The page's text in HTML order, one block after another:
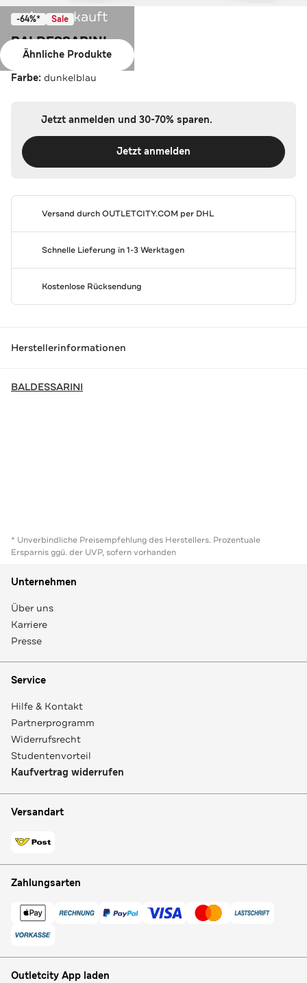
Ausverkauft
Ähnliche Produkte
-64%* Sale
BALDESSARINI
Jeans dunkelblau slim
Farbe: dunkelblau
Jetzt anmelden und 30-70% sparen.
Jetzt anmelden
Versand durchOUTLETCITY.COM per DHL
Schnelle Lieferung in 1-3 Werktagen
Kostenlose Rücksendung
Herstellerinformationen
BALDESSARINI
* Unverbindliche Preisempfehlung des Herstellers. Prozentuale
Ersparnis ggü. der UVP, sofern vorhanden
Unternehmen
Über uns
Karriere
Presse
Service
Hilfe & Kontakt
Partnerprogramm
Widerrufsrecht
Studentenvorteil
Kaufvertrag widerrufen
Versandart
Zahlungsarten
Outletcity App laden